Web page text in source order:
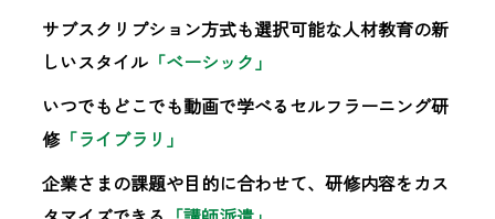
サブスクリプション方式も選択可能な人材教育の新
しいスタイル 「ベーシック」
いつでもどこでも動画で学べるセルフラーニング研
修「ライブラリ」
企業さまの課題や目的に合わせて、研修内容をカス